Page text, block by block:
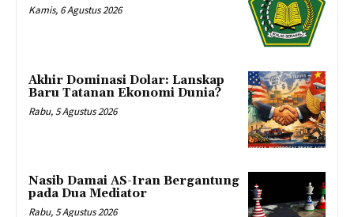
Kamis, 6 Agustus 2026
Akhir Dominasi Dolar: Lanskap
Baru Tatanan Ekonomi Dunia?
Rabu, 5 Agustus 2026
Nasib Damai AS-Iran Bergantung
pada Dua Mediator
Rabu, 5 Agustus 2026